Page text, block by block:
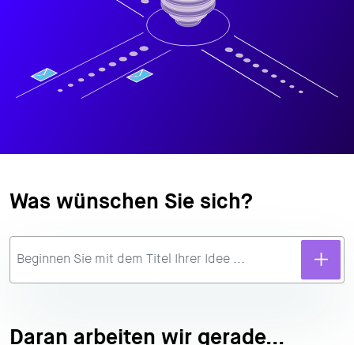
Was wünschen Sie sich?
Daran arbeiten wir gerade...